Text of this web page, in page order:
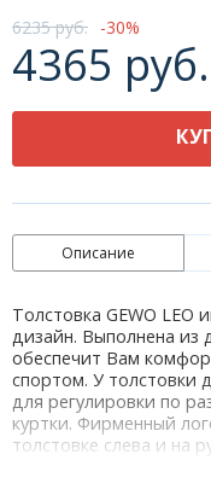
6235 руб. 30
4365 руб.
Описание
Толстовка GEWO LEO
дизайн. Выполнена из
обеспечит Вам
спортом. У толстовки
для регулировки по
куртки. Фирменный
толстовке слева и на
GEWO LIFESTYLE.
что удобно для